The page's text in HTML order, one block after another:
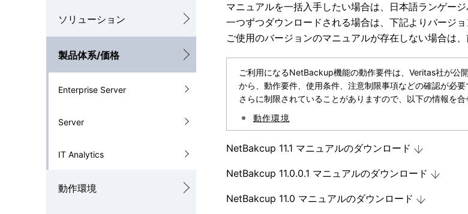
置
し
ナ
ビ
シ
ョ
ン
ソリューション
製品体系/価格
Enterprise Server
Server
IT Analytics
動作環境
マニュアルを一括入手したい場合は、日本語ランゲー
一つずつダウンロードされる場合は、下記よりバージ
ご使用のバージョンのマニュアルが存在しない場合は
ご利用になるNetBackup機能の動作要件は、Veritas社が公
から、動作要件、使用条件、注意制限事項などの確認が必
さらに制限されていることがありますので、以下の情報を合
動作環境
NetBakcup 11.1 マニュアルのダウンロード
NetBakcup 11.0.0.1 マニュアルのダウンロード
NetBakcup 11.0 マニュアルのダウンロード